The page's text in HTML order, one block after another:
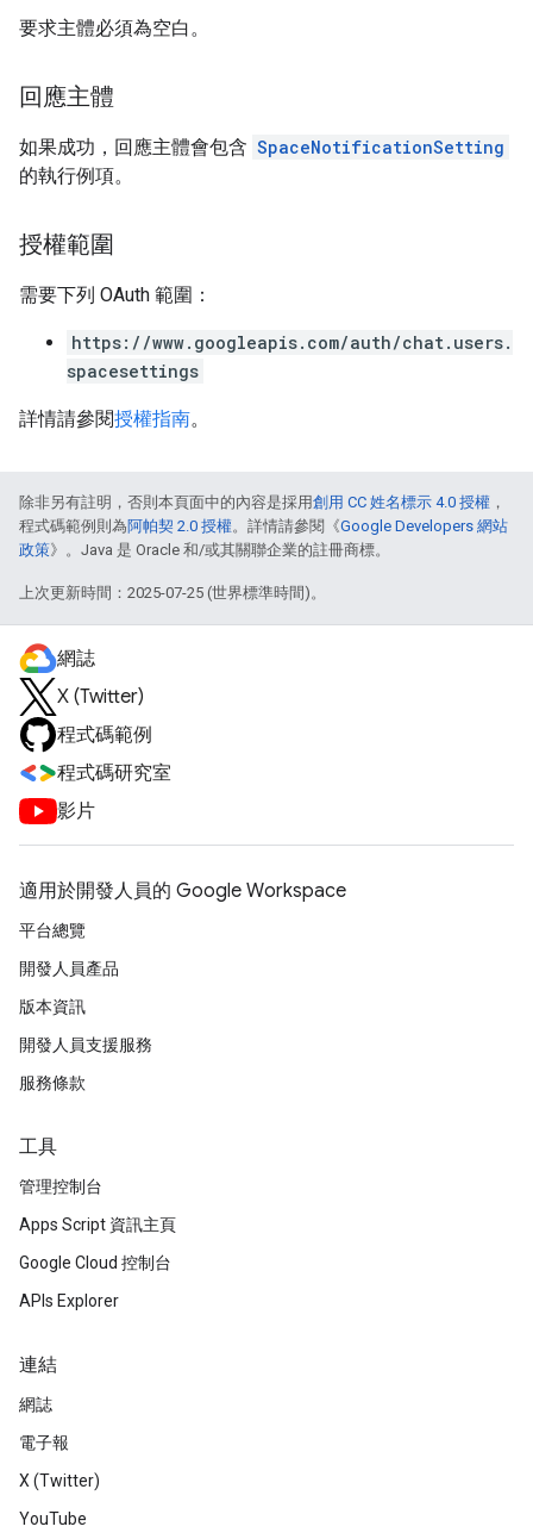
要求主體必須為空白。
回應主體
如果成功，回應主體會包含 SpaceNotificationSetting
的執行例項。
授權範圍
需要下列 OAuth 範圍：
https://www.googleapis.com/auth/chat.users.
spacesettings
詳情請參閱授權指南。
除非另有註明，否則本頁面中的內容是採用創用 CC 姓名標示 4.0 授權 ，
程式碼範例則為阿帕契 2.0 授權。詳情請參閱《Google Developers 網站
政策》。Java 是 Oracle 和/或其關聯企業的註冊商標。
上次更新時間：2025-07-25 (世界標準時間)。
網誌
X (Twitter)
程式碼範例
程式碼研究室
影片
適用於開發人員的 Google Workspace
平台總覽
開發人員產品
版本資訊
開發人員支援服務
服務條款
工具
管理控制台
Apps Script 資訊主頁
Google Cloud 控制台
APIs Explorer
連結
網誌
電子報
X (Twitter)
YouTube